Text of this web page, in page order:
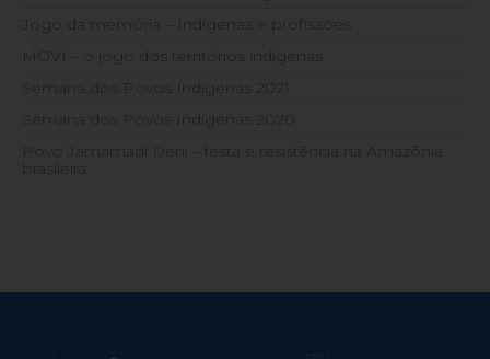
Jogo da memória – Indígenas e profissões
MOVÍ – o jogo dos territórios indígenas
Semana dos Povos Indígenas 2021
Semana dos Povos Indígenas 2020
Povo Jamamadi Deni – festa e resistência na Amazônia
brasileira